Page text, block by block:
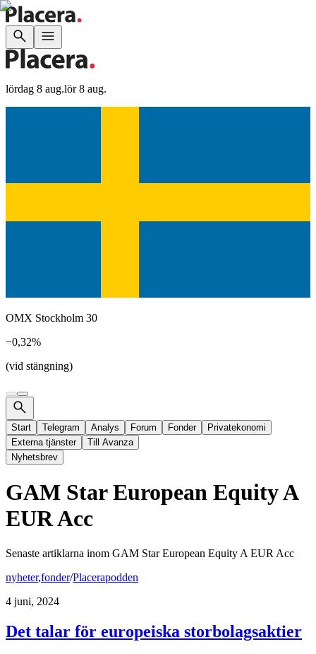
lördag 8 aug.lör 8 aug.
OMX Stockholm 30
−0,32%
(vid stängning)
Start Telegram Analys Forum Fonder
Privatekonomi
Externa tjänster
Till Avanza
Nyhetsbrev
GAM Star European Equity A
EUR Acc
Senaste artiklarna inom GAM Star European Equity A EUR Acc
nyheter,fonder/Placerapodden
4 juni, 2024
Det talar för europeiska storbolagsaktier